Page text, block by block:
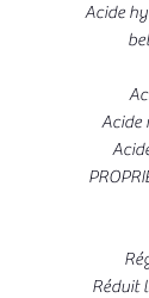
Acide
Acide
Réduit